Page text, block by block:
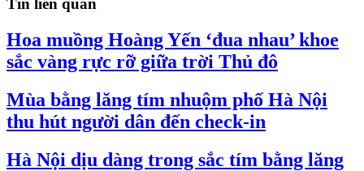
Tin liên quan
Hoa muồng Hoàng Yến ‘đua nhau’ khoe
sắc vàng rực rỡ giữa trời Thủ đô
Mùa bằng lăng tím nhuộm phố Hà Nội
thu hút người dân đến check-in
Hà Nội dịu dàng trong sắc tím bằng lăng